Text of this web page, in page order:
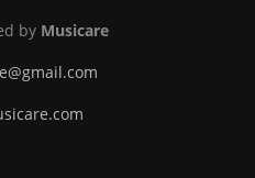
by Musicare